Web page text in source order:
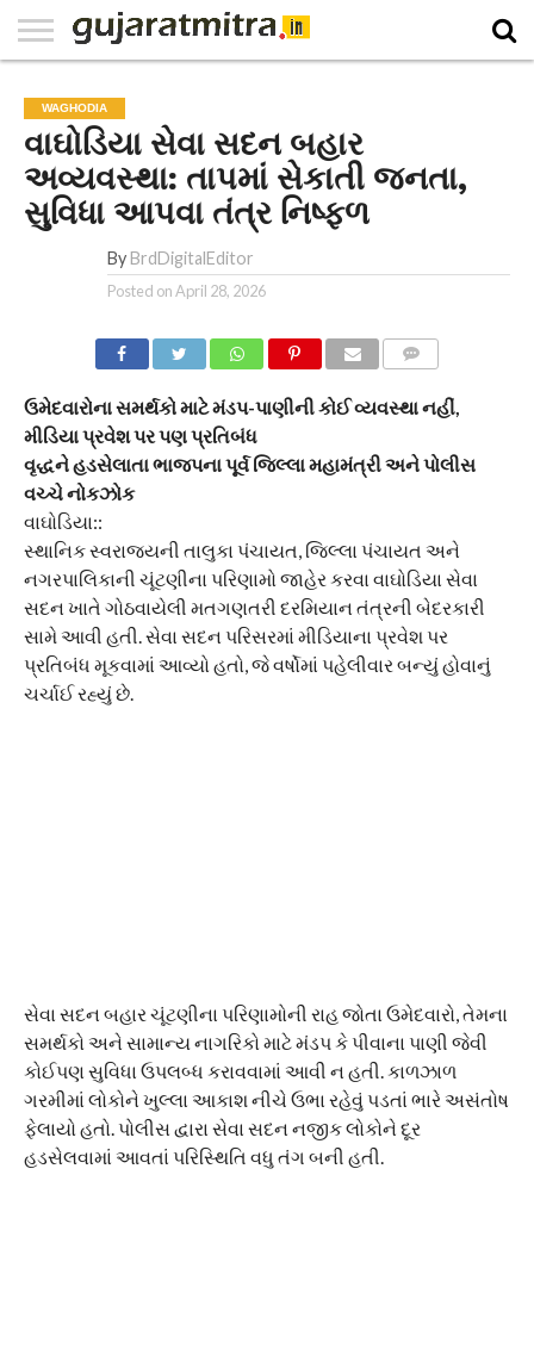
PAPER
NATIONAL
WORLD
BUSINESS
SPORTS
GUJARAT
OPINION
MORE
WAGHODIA
વાઘોડિયા સેવા સદન બહાર
અવ્યવસ્થા: તાપમાં સેકાતી જનતા,
સુવિધા આપવા તંત્ર નિષ્ફળ
By BrdDigitalEditor
Posted onApril 28, 2026
ઉમેદવારોના સમર્થકો માટે મંડપ-પાણીની કોઈ વ્યવસ્થા નહીં,
મીડિયા પ્રવેશ પર પણ પ્રતિબંધ
વૃદ્ધને હડસેલાતા ભાજપના પૂર્વ જિલ્લા મહામંત્રી અને પોલીસ
વચ્ચે નોકઝોક
વાઘોડિયા::
સ્થાનિક સ્વરાજ્યની તાલુકા પંચાયત, જિલ્લા પંચાયત અને
નગરપાલિકાની ચૂંટણીના પરિણામો જાહેર કરવા વાઘોડિયા સેવા
સદન ખાતે ગોઠવાયેલી મતગણતરી દરમિયાન તંત્રની બેદરકારી
સામે આવી હતી. સેવા સદન પરિસરમાં મીડિયાના પ્રવેશ પર
પ્રતિબંધ મૂકવામાં આવ્યો હતો, જે વર્ષોમાં પહેલીવાર બન્યું હોવાનું
ચર્ચાઈ રહ્યું છે.